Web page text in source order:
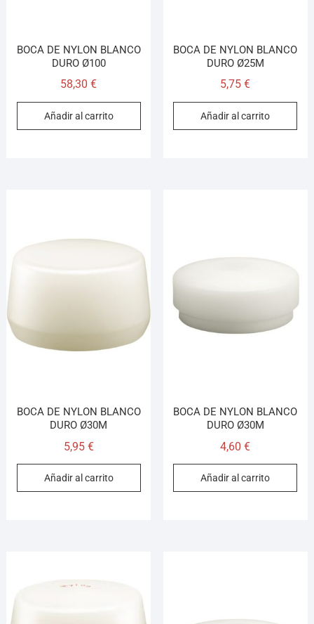
BOCA DE NYLON BLANCO
DURO Ø100
58,30€
Añadir al carrito
BOCA DE NYLON BLANCO
DURO Ø25M
5,75€
Añadir al carrito
BOCA DE NYLON BLANCO
DURO Ø30M
5,95 €
Añadir al carrito
BOCA DE NYLON BLANCO
DURO Ø30M
4,60€
Añadir al carrito